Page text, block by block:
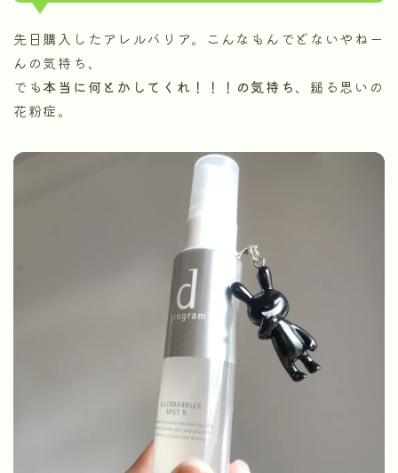
先日購入したアレルバリア。こんなもんでどないやねー
んの気持ち、
でも本当に何とかしてくれ！！！の気持ち、縋る思いの
花粉症。